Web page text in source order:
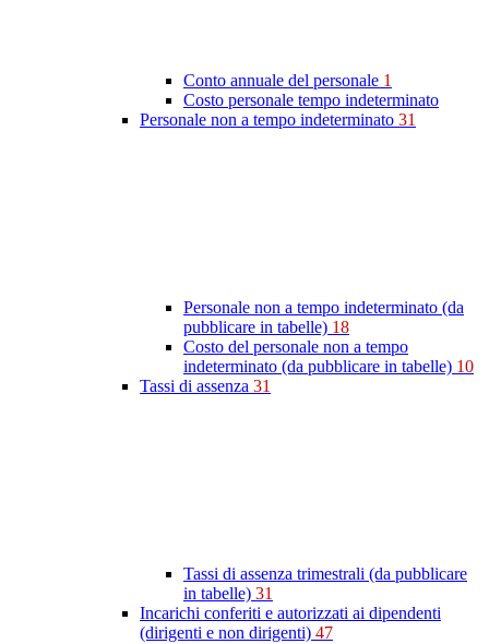
Conto annuale del personale 1
Costo personale tempo indeterminato
Personale non a tempo indeterminato 31
Personale non a tempo indeterminato (da
pubblicare in tabelle) 18
Costo del personale non a tempo
indeterminato (da pubblicare in tabelle) 10
Tassi di assenza 31
Tassi di assenza trimestrali (da pubblicare
in tabelle) 31
Incarichi conferiti e autorizzati ai dipendenti
(dirigenti e non dirigenti) 47